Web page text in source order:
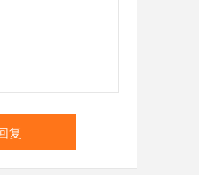
复